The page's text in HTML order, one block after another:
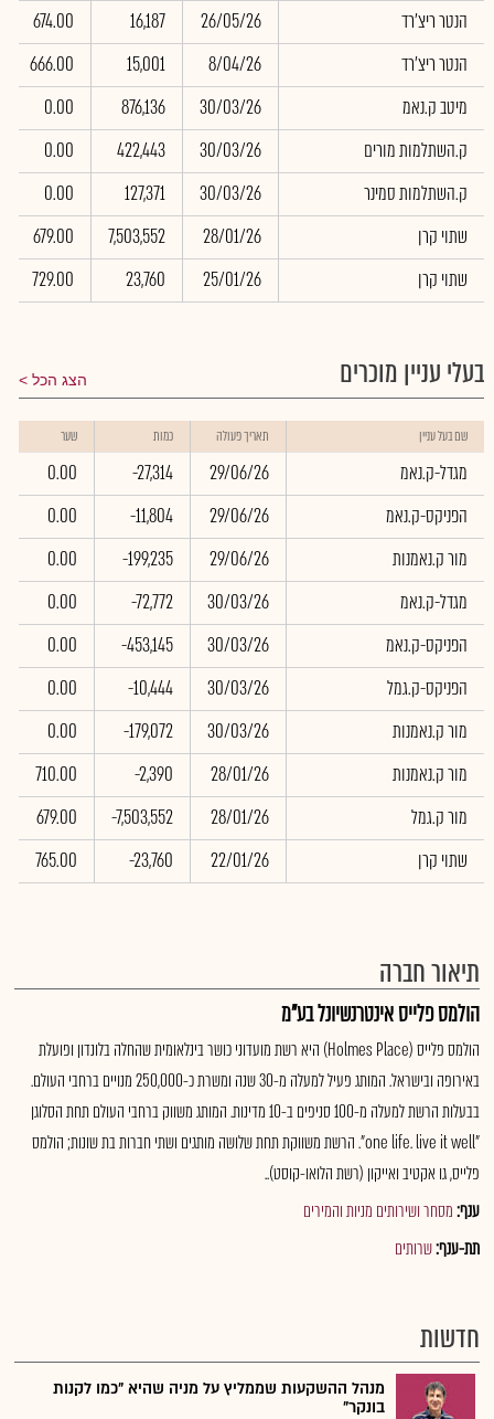
הנטר ריצ'רד 26/05/26
16,187
674.00
הנטר ריצ'רד
8/04/26
15,001
666.00
מיטב ק.נאמ
30/03/26
876,136
0.00
ק.השתלמות מורים
30/03/26
422,443
0.00
ק.השתלמות סמינר
30/03/26
127,371
0.00
שתוי קרן
28/01/26
7,503,552
679.00
שתוי קרן
25/01/26
23,760
729.00
בעלי עניין מוכרים הצג הכל
שם בעל עניין תאריך פעולה כמות שער
מגדל-ק.נאמ 29/06/26
-27,314
0.00
הפניקס-ק.נאמ
29/06/26
-11,804
0.00
מור ק.נאמנות
29/06/26
-199,235
0.00
מגדל-ק.נאמ
30/03/26
-72,772
0.00
הפניקס-ק.נאמ
30/03/26
-453,145
0.00
הפניקס-ק.גמל
30/03/26
-10,444
0.00
מור ק.נאמנות
30/03/26
-179,072
0.00
מור ק.נאמנות
28/01/26
-2,390
710.00
מור ק.גמל
28/01/26
-7,503,552
679.00
שתוי קרן
22/01/26
-23,760
765.00
תיאור חברה
הולמס פלייס אינטרנשיונל בע"מ
הולמס פלייס (Holmes Place) היא רשת מועדוני כושר בינלאומית שהחלה בלונדון ופועלת
באירופה ובישראל. המותג פעיל למעלה מ-30 שנה ומשרת כ-250,000 מנויים ברחבי העולם.
בבעלות הרשת למעלה מ-100 סניפים ב-10 מדינות. המותג משווק ברחבי העולם תחת הסלוגן
"one life. live it well". הרשת משווקת תחת שלושה מותגים ושתי חברות בת שונות; הולמס
פלייס, גו אקטיב ואייקון (רשת הלואו-קוסט)..
ענף:מסחר ושירותים מניות והמירים
תת-ענף:שרותים
חדשות
מנהל ההשקעות שממליץ על מניה שהיא "כמו לקנות
בונקר"